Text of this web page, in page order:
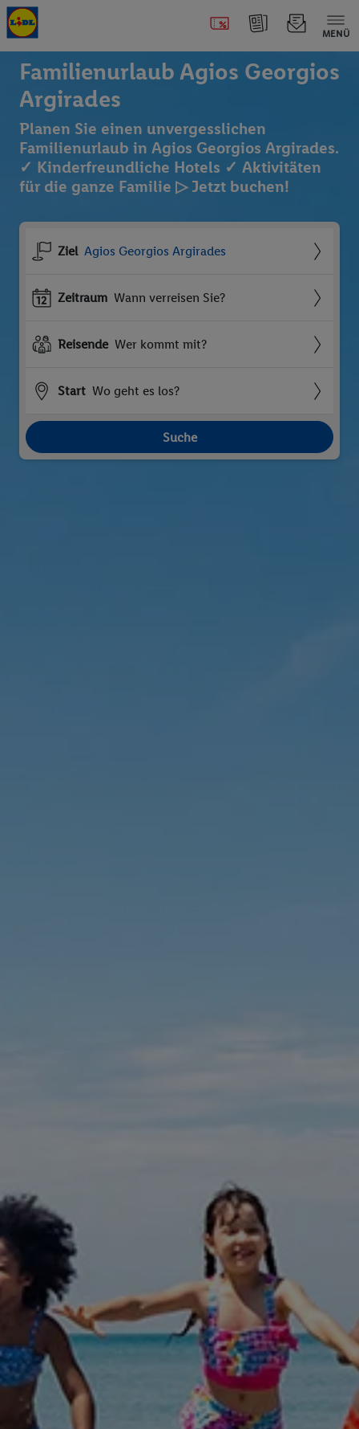
MENÜ
Familienurlaub Agios Georgios
Argirades
Planen Sie einen unvergesslichen
Familienurlaub in Agios Georgios Argirades.
✓ Kinderfreundliche Hotels ✓ Aktivitäten
für die ganze Familie ▷ Jetzt buchen!
Ziel Agios Georgios Argirades
Zeitraum Wann verreisen Sie?
Reisende Wer kommt mit?
Start Wo geht es los?
Suche